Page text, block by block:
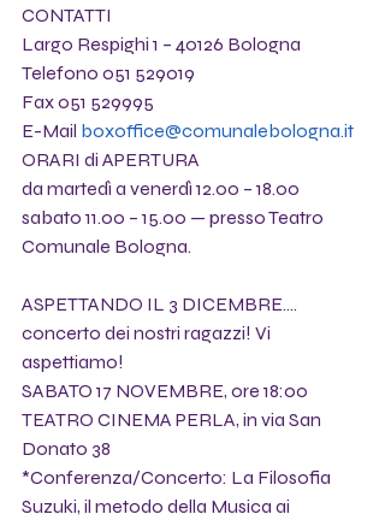
CONTATTI
Largo Respighi 1 – 40126 Bologna
Telefono 051 529019
Fax 051 529995
E-Mail boxoffice@comunalebologna.it
ORARI di APERTURA
da martedì a venerdì 12.00 – 18.00
sabato 11.00 – 15.00 — presso Teatro
Comunale Bologna.
ASPETTANDO IL 3 DICEMBRE....
concerto dei nostri ragazzi! Vi
aspettiamo!
SABATO 17 NOVEMBRE, ore 18:00
TEATRO CINEMA PERLA, in via San
Donato 38
*Conferenza/Concerto: La Filosofia
Suzuki, il metodo della Musica ai